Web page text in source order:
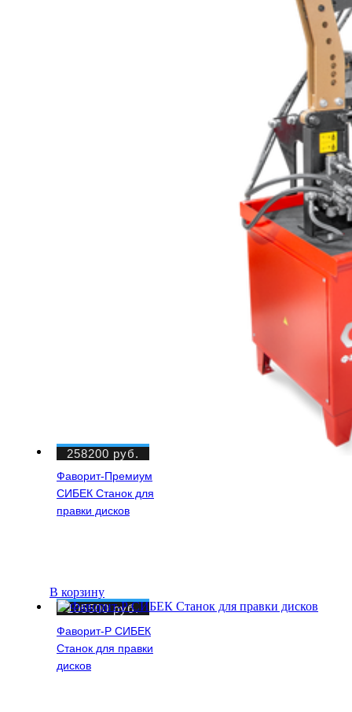
Фаворит-Премиум
СИБЕК Станок для
правки дисков
258200 руб.
В корзину
Фаворит-Р СИБЕК
Станок для правки
дисков
105500руб.